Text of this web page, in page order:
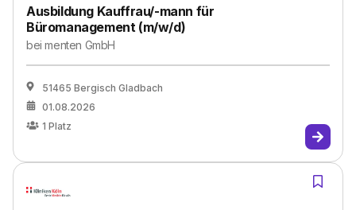
Ausbildung Kauffrau/-mann für
Büromanagement (m/w/d)
beimenten GmbH
51465 Bergisch Gladbach
01.08.2026
1 Platz